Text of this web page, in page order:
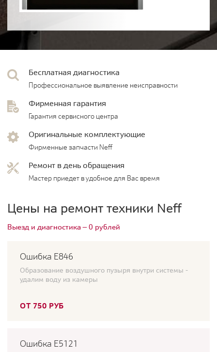
Бесплатная диагностика
Профессиональное выявление неисправности
Фирменная гарантия
Гарантия сервисного центра
Оригинальные комплектующие
Фирменные запчасти Neff
Ремонт в день обращения
Мастер приедет в удобное для Вас время
Цены на ремонт техники Neff
Выезд и диагностика — 0 рублей
Ошибка Е846
Образование воздушного пузыря внутри системы -
удалим воду из камеры
ОТ 750 РУБ
Ошибка E5121